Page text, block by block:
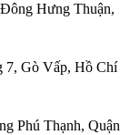
Hưng Thuận,
7, Gò Vấp, Hồ Chí
Phú Thạnh, Quận